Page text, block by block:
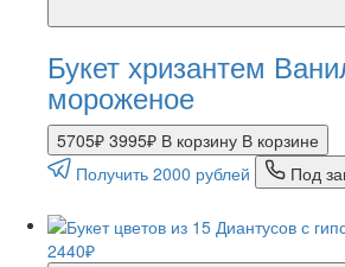
Букет хризантем
мороженое
5705₽ 3995₽ В корзину В корзине
Получить 2000 рублей
Под
2440₽